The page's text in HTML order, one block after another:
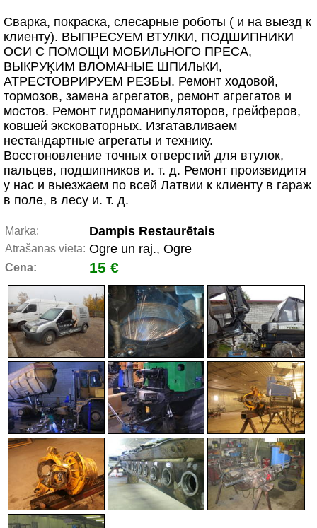
Сварка, покраска, слесарные роботы ( и на выезд к
клиенту). ВЫПРЕСУЕМ ВТУЛКИ, ПОДШИПНИКИ
ОСИ С ПОМОЩИ МОБИЛьНОГО ПРЕСА,
ВЫКРУĶИМ ВЛОМАНЫЕ ШПИЛьКИ,
АТРЕСТОВРИРУЕМ РЕЗБЫ. Ремонт ходовой,
тормозов, замена агрегатов, ремонт агрегатов и
мостов. Ремонт гидроманипуляторов, грейферов,
ковшей эксковаторных. Изгатавливаем
нестандартные агрегаты и технику.
Восстоновление точных отверстий для втулок,
пальцев, подшипников и. т. д. Ремонт произвидитя
у нас и выезжаем по всей Латвии к клиенту в гараж
в поле, в лесу и. т. д.
Marka: Dampis Restaurētais
Atrašanās vieta: Ogre un raj., Ogre
Cena: 15 €